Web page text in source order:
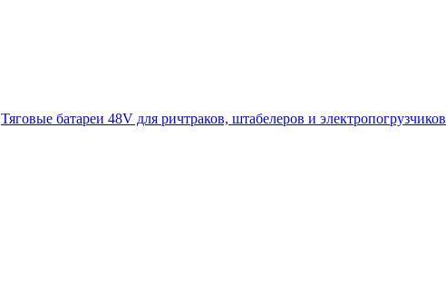
Тяговые батареи 48V для ричтраков, штабелеров и электропогрузчиков